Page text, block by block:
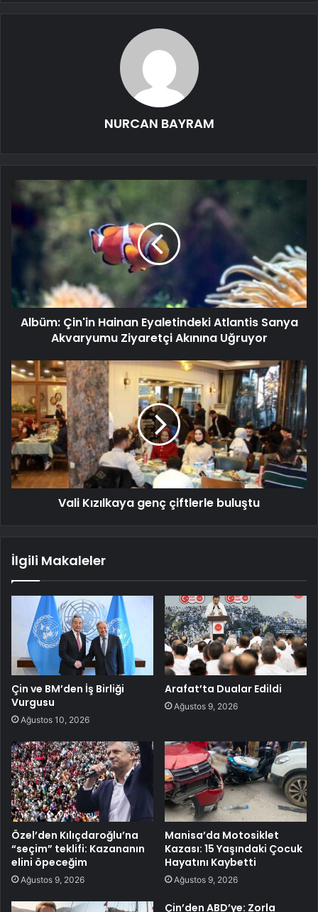
NURCAN BAYRAM
Albüm: Çin'in Hainan Eyaletindeki Atlantis Sanya
Akvaryumu Ziyaretçi Akınına Uğruyor
Vali Kızılkaya genç çiftlerle buluştu
İlgili Makaleler
Çin ve BM’den İş Birliği
Vurgusu
Ağustos 10, 2026
Arafat’ta Dualar Edildi
Ağustos 9, 2026
Özel’den Kılıçdaroğlu’na
“seçim” teklifi: Kazananın
elini öpeceğim
Ağustos 9, 2026
Manisa’da Motosiklet
Kazası: 15 Yaşındaki Çocuk
Hayatını Kaybetti
Ağustos 9, 2026
Çin’den ABD’ye: Zorla